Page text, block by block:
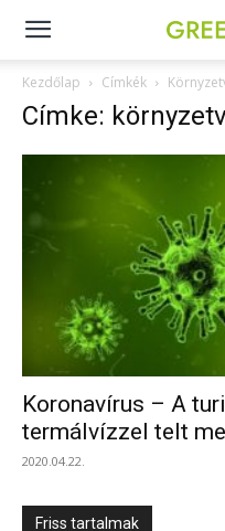
Green
Origo
portál
Kezdőlap Címkék
Címke:
Koronavírus – A
termálvízzel telt
2020.04.22.
Friss tartalmak